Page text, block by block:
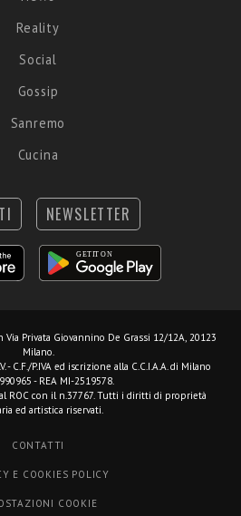
Reality
Social
Gossip
Sanremo
Cucina
NEWSLETTER
Via Privata Giovannino De Grassi 12/12A, 20123
Milano.
- C.F./P.IVA ed iscrizione alla C.C.I.A.A. di Milano
- REA MI-2519578.
ROC con il n.37767. Tutti i diritti di proprietà
ed artistica riservati.
CONTATTI
E COOKIES POLICY
COOKIE